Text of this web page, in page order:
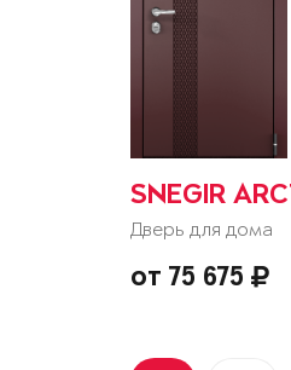
SNEGIR
Дверь для дома
от 75 675